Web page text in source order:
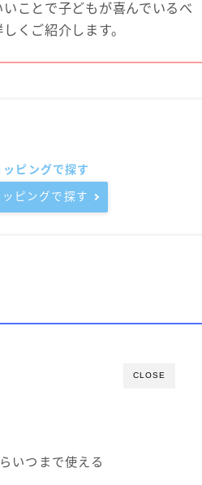
ことで子どもが喜んでいるべ
くご紹介します。
ピングで探す
CLOSE
いつまで使える